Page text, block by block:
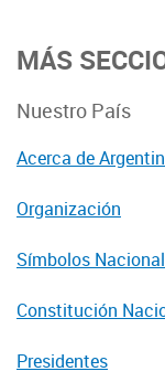
MÁS
Nuestro País
Acerca de
Organización
Símbolos
Constitución
Presidentes